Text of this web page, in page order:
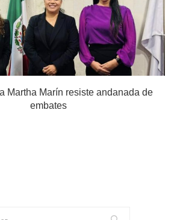
Martha Marín resiste andanada de
embates